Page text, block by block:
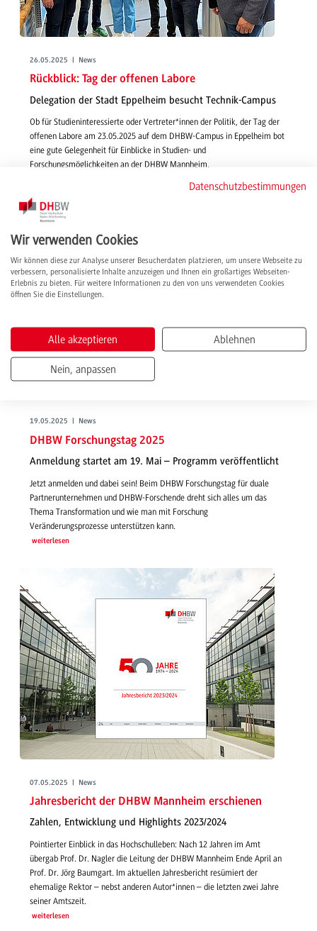
26.05.2025 | News
Rückblick: Tag der offenen Labore
Delegation der Stadt Eppelheim besucht Technik-Campus
Ob für Studieninteressierte oder Vertreter*innen der Politik, der Tag der
offenen Labore am 23.05.2025 auf dem DHBW-Campus in Eppelheim bot
eine gute Gelegenheit für Einblicke in Studien- und
Forschungsmöglichkeiten an der DHBW Mannheim.
19.05.2025 | News
DHBW Forschungstag 2025
Anmeldung startet am 19. Mai – Programm veröffentlicht
Jetzt anmelden und dabei sein! Beim DHBW Forschungstag für duale
Partnerunternehmen und DHBW-Forschende dreht sich alles um das
Thema Transformation und wie man mit Forschung
Veränderungsprozesse unterstützen kann.
weiterlesen
07.05.2025 | News
Jahresbericht der DHBW Mannheim erschienen
Zahlen, Entwicklung und Highlights 2023/2024
Pointierter Einblick in das Hochschulleben: Nach 12 Jahren im Amt
übergab Prof. Dr. Nagler die Leitung der DHBW Mannheim Ende April an
Prof. Dr. Jörg Baumgart. Im aktuellen Jahresbericht resümiert der
ehemalige Rektor – nebst anderen Autor*innen – die letzten zwei Jahre
seiner Amtszeit.
weiterlesen
Datenschutzbestimmungen
Wir verwenden Cookies
Wir können diese zur Analyse unserer Besucherdaten platzieren, um unsere Webseite zu
verbessern, personalisierte Inhalte anzuzeigen und Ihnen ein großartiges Webseiten-
Erlebnis zu bieten. Für weitere Informationen zu den von uns verwendeten Cookies
öffnen Sie die Einstellungen.
Alle akzeptieren Ablehnen
Nein, anpassen